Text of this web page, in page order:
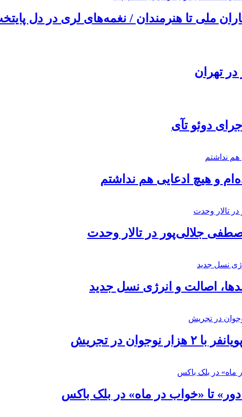
ملی تا هنرمندان / نغمه‌های لری در دل
تهران
دوئو تآی
و هیچ ادعایی هم نداشتم
جلالی‌پور در تالار وحدت
اصالت و انرژی نسل جدید
در تجریش
تا «خواب در ماه» در بلک باکس